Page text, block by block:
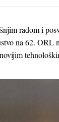
radom i
na 62.